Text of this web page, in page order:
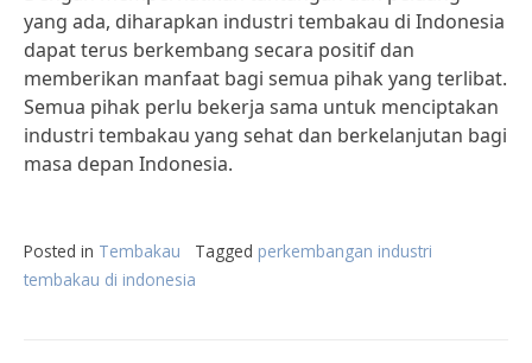
yang ada, diharapkan industri tembakau di Indonesia
dapat terus berkembang secara positif dan
memberikan manfaat bagi semua pihak yang terlibat.
Semua pihak perlu bekerja sama untuk menciptakan
industri tembakau yang sehat dan berkelanjutan bagi
masa depan Indonesia.
Posted in Tembakau Tagged perkembangan industri
tembakau di indonesia